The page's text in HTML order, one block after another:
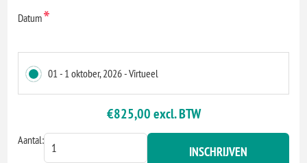
Datum*
01 - 1 oktober, 2026 - Virtueel
€825,00 excl. BTW
Aantal:
INSCHRIJVEN